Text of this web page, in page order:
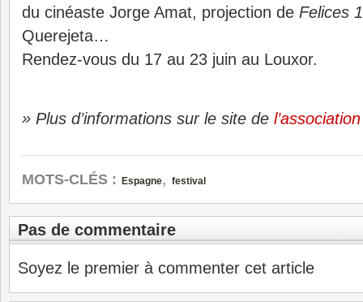
du cinéaste Jorge Amat, projection de Felices
Querejeta…
Rendez-vous du 17 au 23 juin au Louxor.
» Plus d’informations sur le site de
MOTS-CLÉS : Espagne, festival
Pas de commentaire
Soyez le premier à commenter cet article